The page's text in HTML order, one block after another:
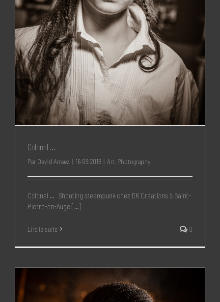
Colonel …
Par David Arraez | 16 09 2018 | Art, Photography
Colonel ... Shooting steampunk chez DK Créations à Saint-
Pierre-en-Auge [...]
Lire la suite 0